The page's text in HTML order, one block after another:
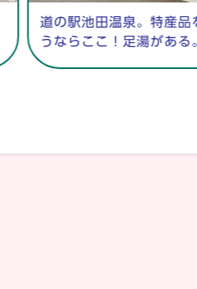
道の駅池田温泉。特産品
うならここ！足湯がある